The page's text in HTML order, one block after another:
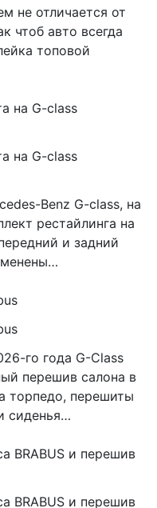
не отличается от
чтоб авто всегда
топовой
на G-class
на G-class
Benz G-class, на
рестайлинга на
и задний
го года G-Class
перешив салона в
торпедо, перешиты
сиденья…
BRABUS и перешив
BRABUS и перешив